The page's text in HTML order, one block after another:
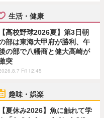
生活・健康
【高校野球2026夏】第3日朝
部は東海大甲府が勝利、午
の部で八幡商と健大高崎が
突
Fri 12:45
趣味・娯楽
【夏休み2026】魚に触れて学